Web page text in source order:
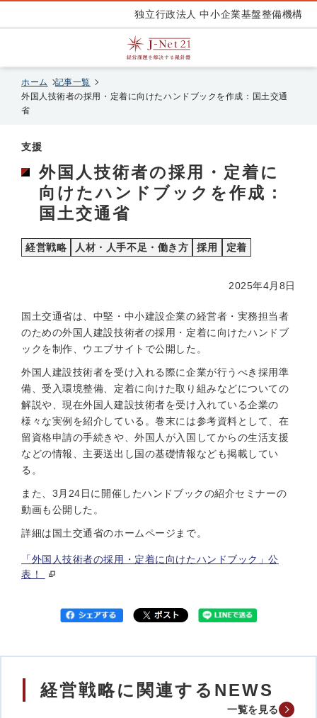
独立行政法人 中小企業基盤整備機構
ホーム
記事一覧
外国人技術者の採用・定着に向けたハンドブックを作成：国土交通
省
支援
外国人技術者の採用・定着に
向けたハンドブックを作成：
国土交通省
経営戦略 人材・人手不足・働き方 採用 定着
2025年4月8日
国土交通省は、中堅・中小建設企業の経営者・実務担当者
のための外国人建設技術者の採用・定着に向けたハンドブ
ックを制作、ウエブサイトで公開した。
外国人建設技術者を受け入れる際に企業が行うべき採用準
備、受入環境整備、定着に向けた取り組みなどについての
解説や、現在外国人建設技術者を受け入れている企業の
様々な実例を紹介している。巻末には参考資料として、在
留資格申請の手続きや、外国人が入国してからの生活支援
などの情報、主要送出し国の基礎情報なども掲載してい
る。
また、3月24日に開催したハンドブックの紹介セミナーの
動画も公開した。
詳細は国土交通省のホームページまで。
「外国人技術者の採用・定着に向けたハンドブック」公
表！
経営戦略に関連するNEWS
一覧を見る